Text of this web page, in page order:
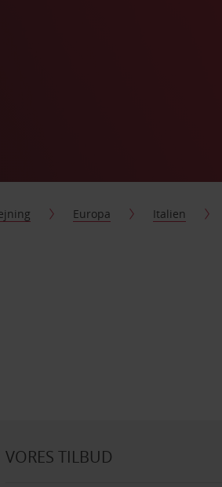
Europa Italien
VORES TILBUD